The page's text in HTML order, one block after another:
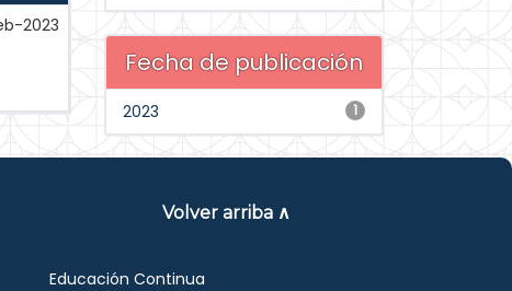
2023
Fecha de publicación
1
2023
Volver arriba ∧
Educación Continua